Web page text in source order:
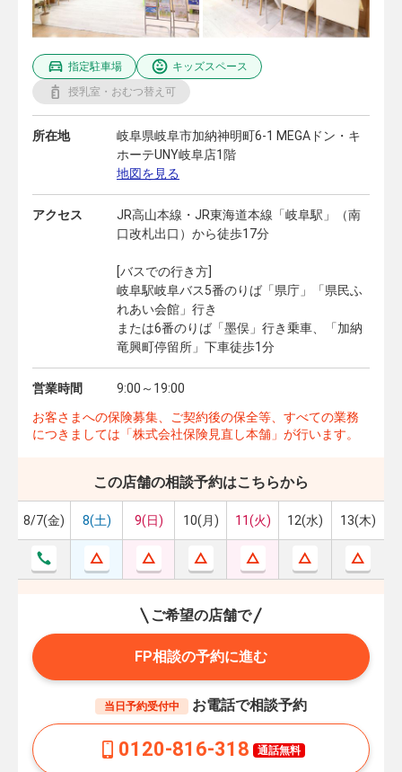
指定駐車場
キッズスペース
授乳室・おむつ替え可
所在地
岐阜県岐阜市加納神明町6-1 MEGAドン・キ
ホーテUNY岐阜店1階
地図を見る
アクセス
JR高山本線・JR東海道本線「岐阜駅」（南
口改札出口）から徒歩17分
[バスでの行き方]
岐阜駅岐阜バス5番のりば「県庁」「県民ふ
れあい会館」行き
または6番のりば「墨俣」行き乗車、「加納
竜興町停留所」下車徒歩1分
営業時間
9:00～19:00
お客さまへの保険募集、ご契約後の保全等、すべての業務
につきましては「株式会社保険見直し本舗」が行います。
この店舗の相談予約はこちらから
8/7(金) 8(土) 9(日) 10(月) 11(火) 12(水) 13(木)
ご希望の店舗で
FP相談の予約に進む
当日予約受付中 お電話で相談予約
0120-816-318 通話無料